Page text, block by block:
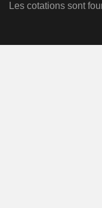
Les cotations sont